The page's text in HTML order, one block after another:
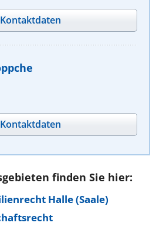
Kontaktdaten
Kontaktdaten
finden Sie hier:
Halle (Saale)